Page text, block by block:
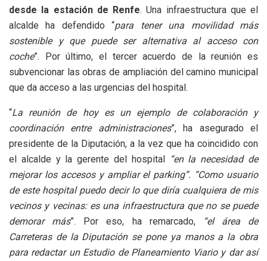
desde la estación de Renfe. Una infraestructura que el
alcalde ha defendido “para tener una movilidad más
sostenible y que puede ser alternativa al acceso con
coche”. Por último, el tercer acuerdo de la reunión es
subvencionar las obras de ampliación del camino municipal
que da acceso a las urgencias del hospital.
“La reunión de hoy es un ejemplo de colaboración y
coordinación entre administraciones”, ha asegurado el
presidente de la Diputación, a la vez que ha coincidido con
el alcalde y la gerente del hospital “en la necesidad de
mejorar los accesos y ampliar el parking”. “Como usuario
de este hospital puedo decir lo que diría cualquiera de mis
vecinos y vecinas: es una infraestructura que no se puede
demorar más”. Por eso, ha remarcado,
“el área de
Carreteras de la Diputación se pone ya manos a la obra
para redactar un Estudio de Planeamiento Viario y dar así